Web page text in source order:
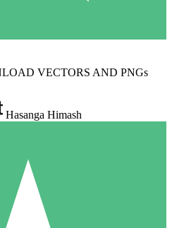
VECTORS AND PNGs
Hasanga Himash